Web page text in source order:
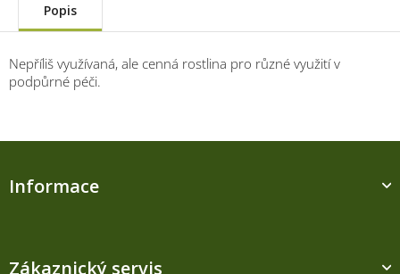
Popis
Nepříliš využívaná, ale cenná rostlina pro různé využití v
podpůrné péči.
Informace
Zákaznický servis